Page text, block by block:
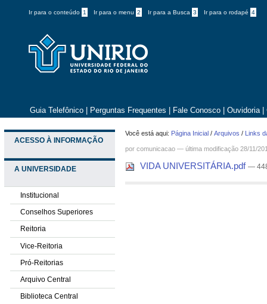
Ir para o conteúdo 1 Ir para o menu 2 Ir para a Busca 3 Ir para o rodapé 4
Guia Telefônico Perguntas Frequentes Fale Conosco Ouvidoria
ACESSO À INFORMAÇÃO
A UNIVERSIDADE
Institucional
Conselhos Superiores
Reitoria
Vice-Reitoria
Pró-Reitorias
Arquivo Central
Biblioteca Central
Você está aqui: Página Inicial /Arquivos / Links
por comunicacao —última modificação 28/11/
VIDA UNIVERSITÁRIA.pdf—